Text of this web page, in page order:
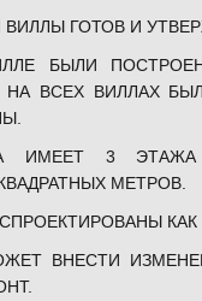
ГОТОВ И
БЫЛИ
НА ВСЕХ ВИЛЛАХ
ИМЕЕТ 3
МЕТРОВ.
КАК
ВНЕСТИ